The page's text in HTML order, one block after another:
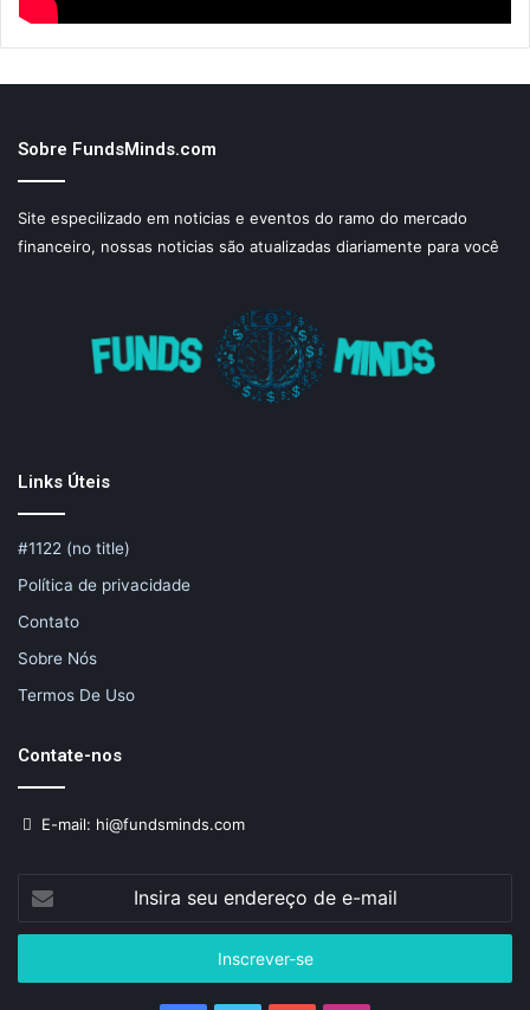
Sobre FundsMinds.com
Site especilizado em noticias e eventos do ramo do mercado
financeiro, nossas noticias são atualizadas diariamente para você
Links Úteis
#1122 (no title)
Política de privacidade
Contato
Sobre Nós
Termos De Uso
Contate-nos
E-mail: hi@fundsminds.com
Insira
seu
endereço
e-